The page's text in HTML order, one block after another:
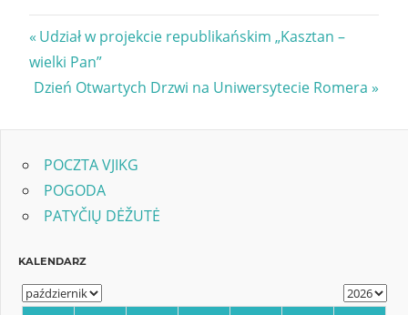
Nawigacja
wpisu
Previous
Post:
Udział w projekcie republikańskim „Kasztan –
wielki Pan”
Next
Dzień Otwartych Drzwi na Uniwersytecie Romera
POCZTA VJIKG
POGODA
PATYČIŲ DĖŽUTĖ